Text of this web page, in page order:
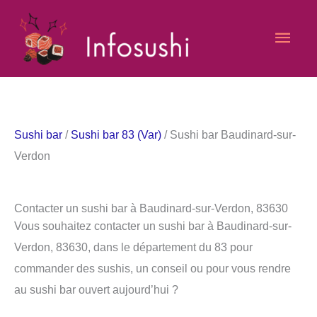
contenu
Sushi bar / Sushi bar 83 (Var) / Sushi bar Baudinard-sur-
Verdon
Contacter un sushi bar à Baudinard-sur-Verdon, 83630
Vous souhaitez contacter un sushi bar à Baudinard-sur-
Verdon, 83630, dans le département du 83 pour
commander des sushis, un conseil ou pour vous rendre
au sushi bar ouvert aujourd’hui ?